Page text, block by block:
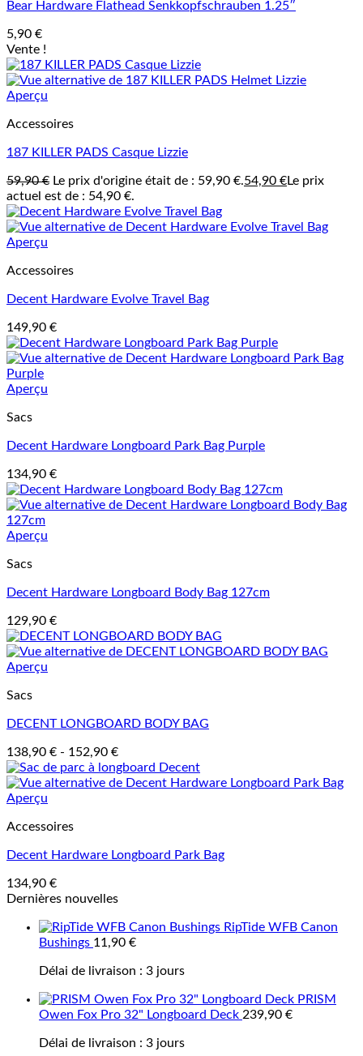
Bear Hardware Flathead Senkkopfschrauben 1.25″
5,90 €
Vente !
Aperçu
Accessoires
187 KILLER PADS Casque Lizzie
59,90€ Le prix d'origine était de : 59,90 €.54,90 €Le prix
actuel est de : 54,90 €.
Aperçu
Accessoires
Decent Hardware Evolve Travel Bag
149,90 €
Aperçu
Sacs
Decent Hardware Longboard Park Bag Purple
134,90 €
Aperçu
Sacs
Decent Hardware Longboard Body Bag 127cm
129,90 €
Aperçu
Sacs
DECENT LONGBOARD BODY BAG
138,90 € - 152,90 €
Aperçu
Accessoires
Decent Hardware Longboard Park Bag
134,90 €
Dernières nouvelles
RipTide WFB Canon
Bushings 11,90 €
Délai de livraison : 3 jours
PRISM
Owen Fox Pro 32" Longboard Deck 239,90 €
Délai de livraison : 3 jours